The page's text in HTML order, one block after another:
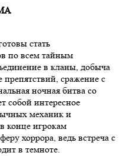
стать
по всем тайным
в кланы, добыча
препятствий, сражение с
ночная битва со
собой интересное
механик и
конце игрокам
хоррора, ведь встреча с
в темноте.